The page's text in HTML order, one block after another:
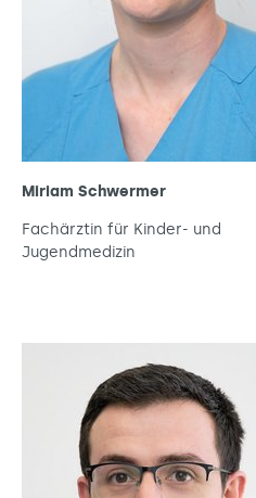
Miriam Schwermer
Fachärztin für Kinder- und
Jugendmedizin